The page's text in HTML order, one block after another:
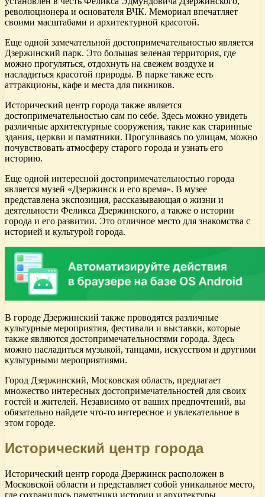
революционера и основателя ВЧК. Мемориал впечатляет
своими масштабами и архитектурной красотой.
Еще одной замечательной достопримечательностью является
Дзержинский парк. Это большая зеленая территория, где
можно прогуляться, отдохнуть на свежем воздухе и
насладиться красотой природы. В парке также есть
аттракционы, кафе и места для пикников.
Исторический центр города также является
достопримечательностью сам по себе. Здесь можно увидеть
различные архитектурные сооружения, такие как старинные
здания, церкви и памятники. Прогуливаясь по улицам, можно
почувствовать атмосферу старого города и узнать его
историю.
Еще одной интересной достопримечательностью города
является музей «Дзержинск и его время». В музее
представлена экспозиция, рассказывающая о жизни и
деятельности Феликса Дзержинского, а также о истории
города и его развитии. Это отличное место для знакомства с
историей и культурой города.
В городе Дзержинский также проводятся различные
культурные мероприятия, фестивали и выставки, которые
также являются достопримечательностями города. Здесь
можно насладиться музыкой, танцами, искусством и другими
культурными мероприятиями.
Город Дзержинский, Московская область, предлагает
множество интересных достопримечательностей для своих
гостей и жителей. Независимо от ваших предпочтений, вы
обязательно найдете что-то интересное и увлекательное в
этом городе.
Исторический центр города
Исторический центр города Дзержинск расположен в
Московской области и представляет собой уникальное место,
где сохранились памятники истории и архитектуры.